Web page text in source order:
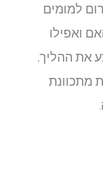
ההליך,